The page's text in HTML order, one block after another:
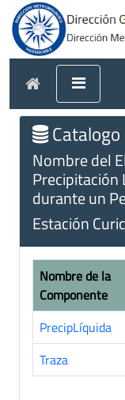
Nombre del
Precipitación
durante un
Estación
Nombre de la
Componente
PrecipLíquida
Traza